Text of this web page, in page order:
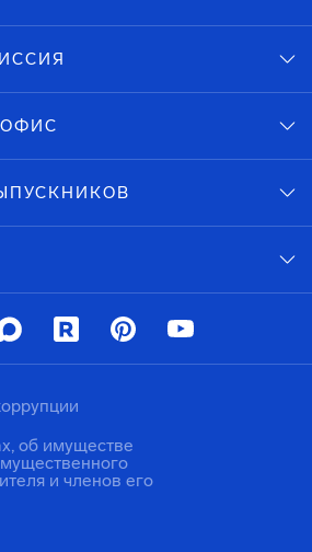
об имуществе
и членов его